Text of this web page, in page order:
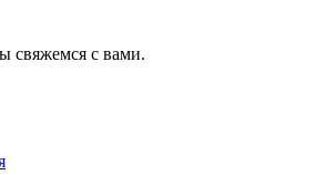
свяжемся с вами.